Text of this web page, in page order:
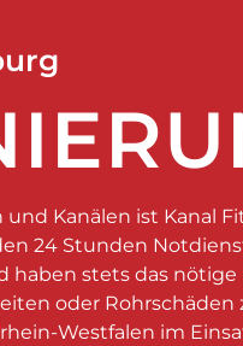
Kanälen ist Kanal
24 Stunden
haben stets das nötige
oder Rohrschäden
Westfalen im